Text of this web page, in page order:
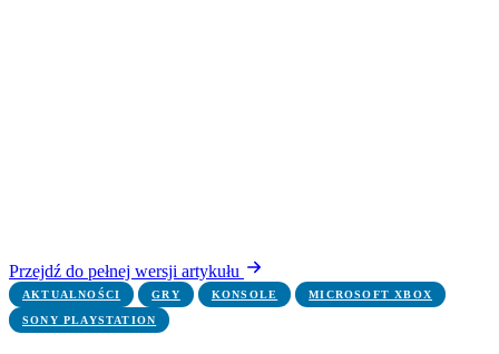
Przejdź do pełnej wersji artykułu
AKTUALNOŚCI GRY KONSOLE MICROSOFT XBOX
SONY PLAYSTATION